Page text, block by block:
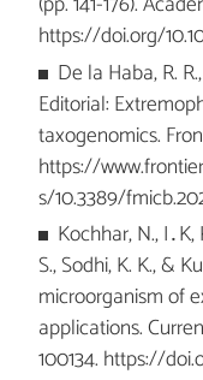
https://doi.org/
De la Haba, R.
Editorial:
taxogenomics.
https://
s/10.3389/
Kochhar, N., I․K,
S., Sodhi, K. K., &
microorganism of
applications.
100134. https://